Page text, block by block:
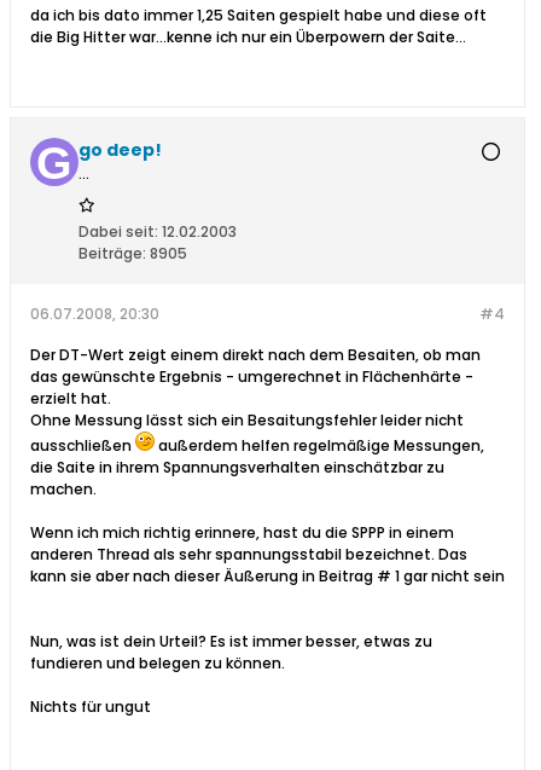
da ich bis dato immer 1,25 Saiten gespielt habe und diese oft
die Big Hitter war...kenne ich nur ein Überpowern der Saite...
go deep!
...
Dabei seit: 12.02.2003
Beiträge: 8905
#4
06.07.2008, 20:30
Der DT-Wert zeigt einem direkt nach dem Besaiten, ob man
das gewünschte Ergebnis - umgerechnet in Flächenhärte -
erzielt hat.
Ohne Messung lässt sich ein Besaitungsfehler leider nicht
ausschließen
außerdem helfen regelmäßige Messungen,
die Saite in ihrem Spannungsverhalten einschätzbar zu
machen.
Wenn ich mich richtig erinnere, hast du die SPPP in einem
anderen Thread als sehr spannungsstabil bezeichnet. Das
kann sie aber nach dieser Äußerung in Beitrag # 1 gar nicht sein
Nun, was ist dein Urteil? Es ist immer besser, etwas zu
fundieren und belegen zu können.
Nichts für ungut